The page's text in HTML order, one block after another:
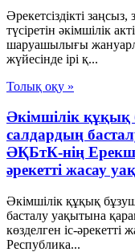
Әрекетсіздікті
түсіретін әкімшілік
шаруашылығы
жүйесінде ірі қ...
Толық оқу »
Әкімшілік
салдардың
ӘҚБтК-нің Ерекше
әрекетті жасау
Әкімшілік құқық
басталу уақытына
көзделген іс-
Республика...